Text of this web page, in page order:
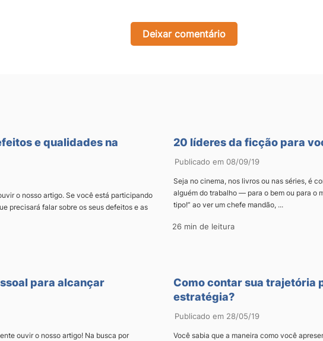
Deixar comentário
e qualidades na
o nosso artigo. Se você está participando
precisará falar sobre os seus defeitos e as
20 líderes da ficção para
Publicado em 08/09/19
Seja no cinema, nos livros ou nas séries, é
alguém do trabalho — para o bem ou para o
tipo!” ao ver um chefe mandão, ...
26 min de leitura
para alcançar
ouvir o nosso artigo! Na busca por
Como contar sua trajetória
estratégia?
Publicado em 28/05/19
Você sabia que a maneira como você